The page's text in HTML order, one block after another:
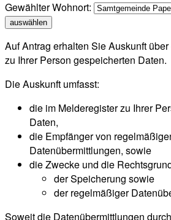
Gewählter Wohnort:
auswählen
Auf Antrag erhalten Sie Auskunft
zu Ihrer Person gespeicherten Daten.
Die Auskunft umfasst:
die im Melderegister zu Ihrer
Daten,
die Empfänger von
Datenübermittlungen, sowie
die Zwecke und die
der Speicherung sowie
der regelmäßiger
Soweit die Datenübermittlungen